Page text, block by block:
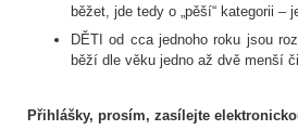
běžet, jde tedy o „pěší“ kategorii –
DĚTI od cca jednoho roku jsou
běží dle věku jedno až dvě menší
Přihlášky, prosím, zasílejte